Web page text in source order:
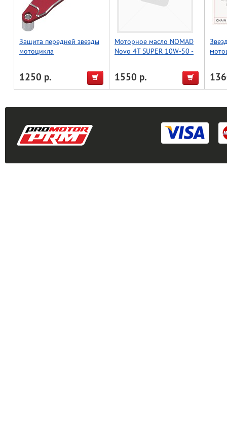
Защита передней звезды
мотоцикла
1250 р.
Моторное масло NOMAD
Novo 4T SUPER 10W-50 -
1550 р.